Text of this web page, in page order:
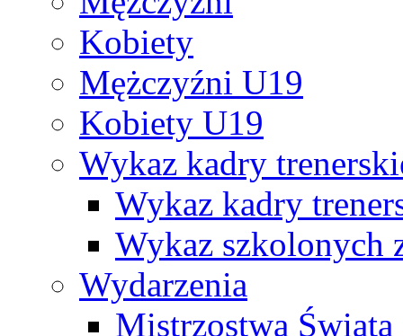
Kobiety
Mężczyźni U19
Kobiety U19
Wykaz kadry
Wykaz kadry
Wykaz szkolonych
Wydarzenia
Mistrzostwa